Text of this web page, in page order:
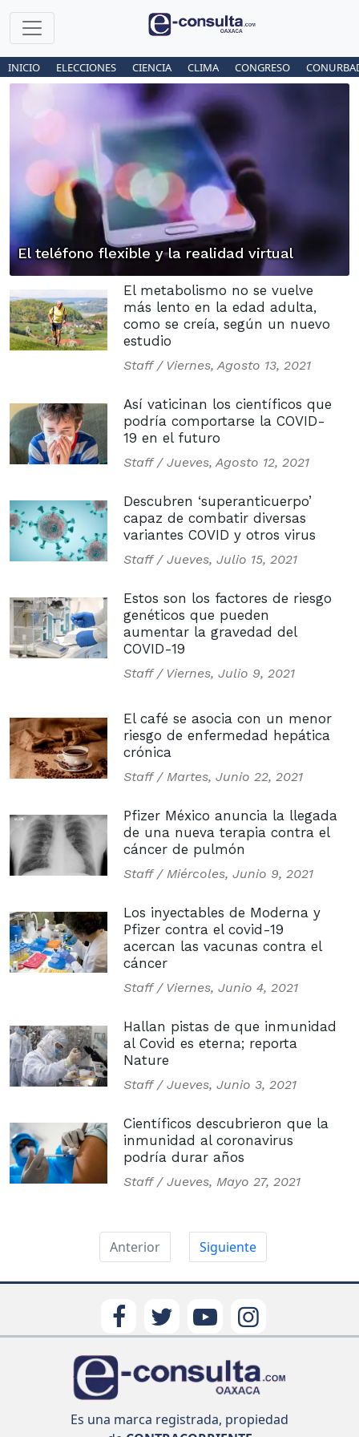
INICIO ELECCIONES CIENCIA CLIMA CONGRESO
El teléfono flexible y la realidad virtual
El metabolismo no se vuelve
más lento en la edad adulta,
como se creía, según un nuevo
estudio
Staff / Viernes, Agosto 13, 2021
Así vaticinan los científicos que
podría comportarse la COVID-
19 en el futuro
Staff / Jueves, Agosto 12, 2021
Descubren ‘superanticuerpo’
capaz de combatir diversas
variantes COVID y otros virus
Staff / Jueves, Julio 15, 2021
Estos son los factores de riesgo
genéticos que pueden
aumentar la gravedad del
COVID-19
Staff / Viernes, Julio 9, 2021
El café se asocia con un menor
riesgo de enfermedad hepática
crónica
Staff / Martes, Junio 22, 2021
Pfizer México anuncia la llegada
de una nueva terapia contra el
cáncer de pulmón
Staff / Miércoles, Junio 9, 2021
Los inyectables de Moderna y
Pfizer contra el covid-19
acercan las vacunas contra el
cáncer
Staff / Viernes, Junio 4, 2021
Hallan pistas de que inmunidad
al Covid es eterna; reporta
Nature
Staff / Jueves, Junio 3, 2021
Científicos descubrieron que la
inmunidad al coronavirus
podría durar años
Staff / Jueves, Mayo 27, 2021
Anterior Siguiente
Es una marca registrada, propiedad